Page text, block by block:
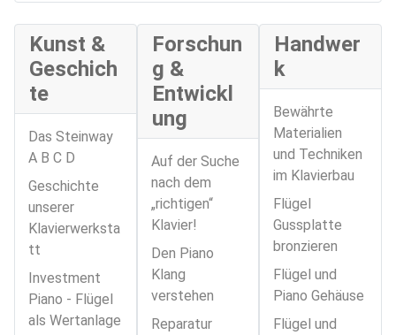
Kunst &
Geschich
te
Das Steinway
A B C D
Geschichte
unserer
Klavierwerksta
tt
Investment
Piano - Flügel
als Wertanlage
Forschun
g &
Entwickl
ung
Auf der Suche
nach dem
„richtigen“
Klavier!
Den Piano
Klang
verstehen
Reparatur
Handwer
k
Bewährte
Materialien
und Techniken
im Klavierbau
Flügel
Gussplatte
bronzieren
Flügel und
Piano Gehäuse
Flügel und